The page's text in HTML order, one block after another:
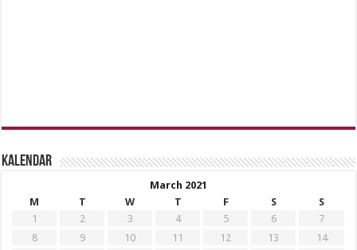
Kalendar
March 2021
M
T W T F S
S
1
2 3 4 5 6
7
8
9 10 11 12 13
14